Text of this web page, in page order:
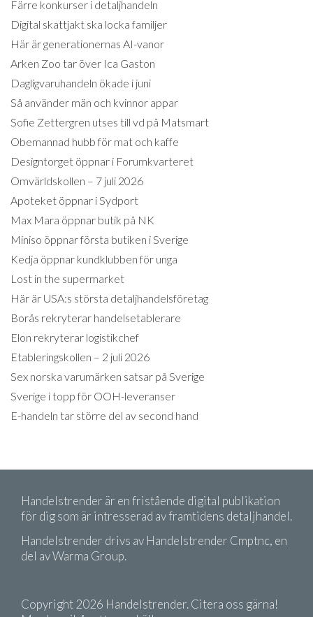
Färre konkurser i detaljhandeln
Digital skattjakt ska locka familjer
Här är generationernas AI-vanor
Arken Zoo tar över Ica Gaston
Dagligvaruhandeln ökade i juni
Så använder män och kvinnor appar
Sofie Zettergren utses till vd på Matsmart
Obemannad hubb för mat och kaffe
Designtorget öppnar i Forumkvarteret
Omvärldskollen – 7 juli 2026
Apoteket öppnar i Sydport
Max Mara öppnar butik på NK
Miniso öppnar första butiken i Sverige
Kedja öppnar kundklubben för unga
Lost in the supermarket
Här är USA:s största detaljhandelsföretag
Borås rekryterar handelsetablerare
Elon rekryterar logistikchef
Etableringskollen – 2 juli 2026
Sex norska varumärken satsar på Sverige
Sverige i topp för OOH-leveranser
E-handeln tar större del av second hand
Handelstrender är en fristående digital publikation
för dig som är intresserad av framtidens detaljhandel.
Handelstrender drivs av Handelstrender Cmptnc, en
del av Warma Group.
Copyright 2026 Handelstrender. Citera oss gärna!